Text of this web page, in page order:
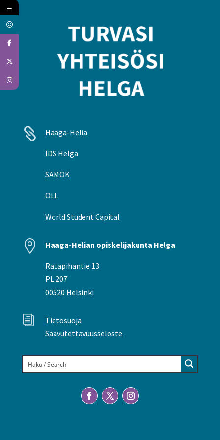
 Haaga-Helia
IDS Helga
SAMOK
OLL
World Student Capital
 Haaga-Helian opiskelijakunta Helga
Ratapihantie 13
PL 207
00520 Helsinki
i
Tietosuoja
Saavutettavuusseloste
←